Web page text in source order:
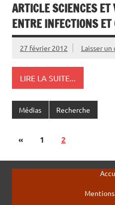
ARTICLE SCIENCES
ENTRE INFECTIONS ET
27 février 2012 Laisser
LIRE LA SUITE...
Médias Recherche
« 1 2